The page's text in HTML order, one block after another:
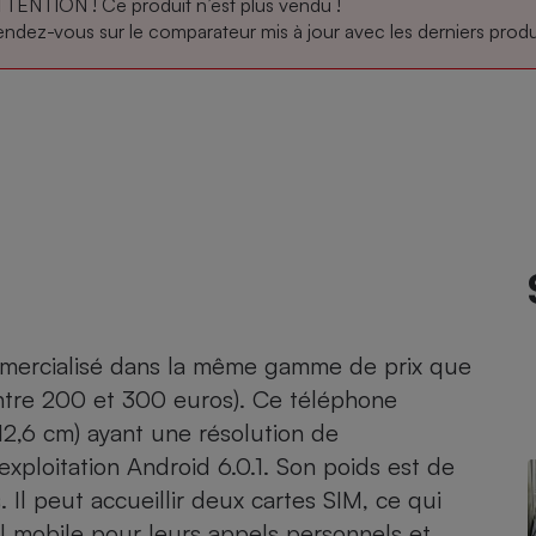
! Ce produit n’est plus vendu !
vous sur le comparateur mis à jour avec les derniers
dans la même gamme de prix que
200 et 300 euros). Ce téléphone
cm) ayant une résolution de
Android 6.0.1. Son poids est de
Il peut accueillir deux cartes SIM, ce qui
Circuits courts et
alimentation locale
Banque en ligne
santé
Puériculture - Produit
pour bébé